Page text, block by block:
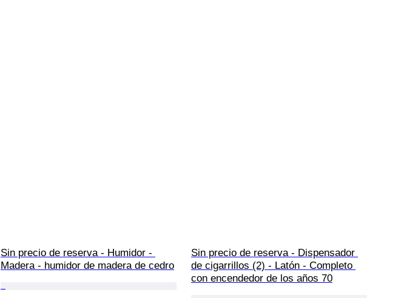
Sin precio de reserva - Humidor -
Madera - humidor de madera de cedro
Sin precio de reserva - Dispensador
de cigarrillos (2) - Latón - Completo
con encendedor de los años 70